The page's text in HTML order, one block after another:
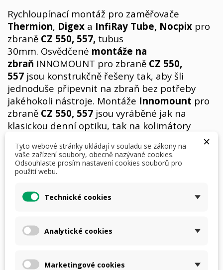
Rychloupínací montáž pro zaměřovače
Thermion, Digex a InfiRay Tube, Nocpix pro
zbraně CZ 550, 557, tubus
30mm. Osvědčené montáže na
zbraň INNOMOUNT pro zbraně CZ 550,
557 jsou konstrukčně řešeny tak, aby šli
jednoduše připevnit na zbraň bez potřeby
jakéhokoli nástroje. Montáže Innomount pro
zbraně CZ 550, 557 jsou vyráběné jak na
klasickou denní optiku, tak na kolimátory
a noktovizory. Rychlá manipulace a demontáž
optiky má své výhody nejen při výměnách
zaměřovacích dalekohledů, ale svou úlohu plní
i při čištění zbraně.
8 360,00 Kč S DPH i
Počet
×
Tyto webové stránky ukládají v souladu se zákony na
vaše zařízení soubory, obecně nazývané cookies.
Odsouhlaste prosím nastavení cookies souborů pro
použití webu.
Technické cookies
Analytické cookies
Marketingové cookies